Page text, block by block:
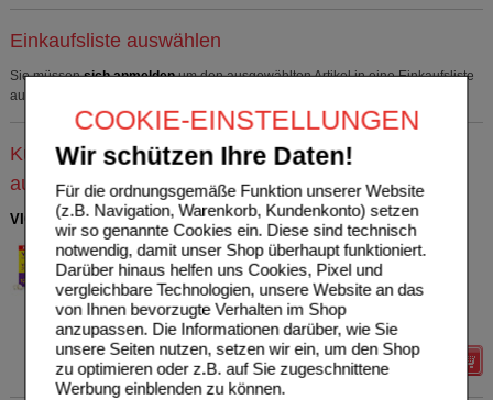
COOKIE-EINSTELLUNGEN
Wir schützen Ihre Daten!
Für die ordnungsgemäße Funktion unserer Website
(z.B. Navigation, Warenkorb, Kundenkonto) setzen
wir so genannte Cookies ein. Diese sind technisch
notwendig, damit unser Shop überhaupt funktioniert.
Darüber hinaus helfen uns Cookies, Pixel und
vergleichbare Technologien, unsere Website an das
von Ihnen bevorzugte Verhalten im Shop
anzupassen. Die Informationen darüber, wie Sie
unsere Seiten nutzen, setzen wir ein, um den Shop
zu optimieren oder z.B. auf Sie zugeschnittene
Werbung einblenden zu können.
Einkaufsliste auswählen
Sie müssen sich anmelden um den ausgewählten Artikel in eine Einkaufsliste
aufzunehmen.
Kunden, die dieses Produkt gekauft haben, kauften
auch
VIGANTOLVIT 2000 I.E. Vitamin D3 Weichkapseln
WICK Pharma -
Zweigniederlassung der
Procter & Gamble GmbH
12423869
120St Weichkapseln
UVP**
Unser Preis*
Sie sparen
Details